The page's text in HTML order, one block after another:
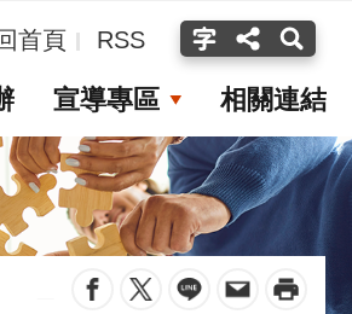
首頁 RSS
宣導專區 相關連結